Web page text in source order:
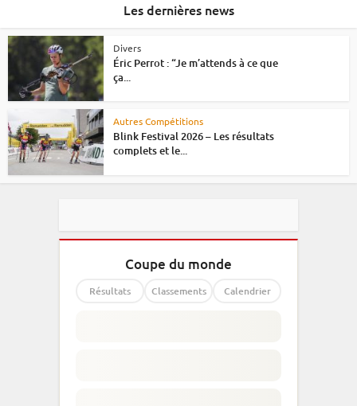
Les dernières news
Divers
Éric Perrot : “Je m’attends à ce que
ça...
Autres Compétitions
Blink Festival 2026 – Les résultats
complets et le...
Coupe du monde
Résultats Classements Calendrier